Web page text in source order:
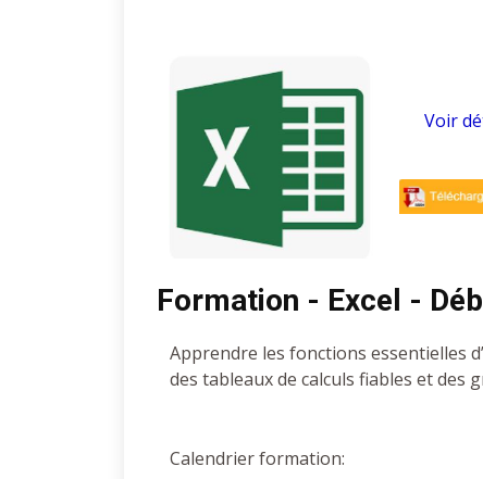
Voir
Formation - Excel -
Apprendre les fonctions essentielles
des tableaux de calculs fiables et des
Calendrier formation: